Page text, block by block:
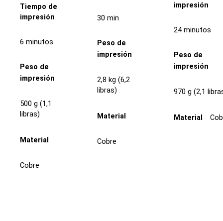
Tiempo de
impresión
6 minutos
Peso de
impresión
500 g (1,1
libras)
Material
Cobre
30 min
Peso de
impresión
2,8 kg (6,2
libras)
Material
Cobre
impresión
24 minutos
Peso de
impresión
970 g (2,1
Material